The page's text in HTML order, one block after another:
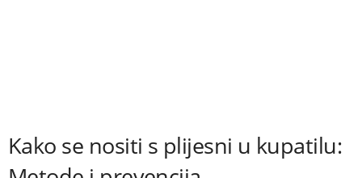
Kako se nositi s plijesni u kupatilu: